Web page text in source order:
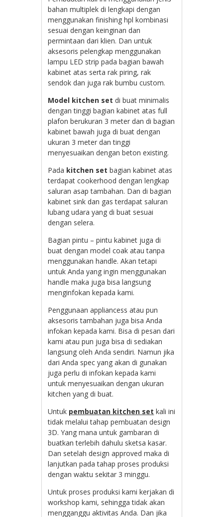
bahan multiplek di lengkapi dengan
menggunakan finishing hpl kombinasi
sesuai dengan keinginan dan
permintaan dari klien. Dan untuk
aksesoris pelengkap menggunakan
lampu LED strip pada bagian bawah
kabinet atas serta rak piring, rak
sendok dan juga rak bumbu custom.
Model kitchen set di buat minimalis
dengan tinggi bagian kabinet atas full
plafon berukuran 3 meter dan di bagian
kabinet bawah juga di buat dengan
ukuran 3 meter dan tinggi
menyesuaikan dengan beton existing.
Pada kitchen set bagian kabinet atas
terdapat cookerhood dengan lengkap
saluran asap tambahan. Dan di bagian
kabinet sink dan gas terdapat saluran
lubang udara yang di buat sesuai
dengan selera.
Bagian pintu – pintu kabinet juga di
buat dengan model coak atau tanpa
menggunakan handle. Akan tetapi
untuk Anda yang ingin menggunakan
handle maka juga bisa langsung
menginfokan kepada kami.
Penggunaan appliancess atau pun
aksesoris tambahan juga bisa Anda
infokan kepada kami. Bisa di pesan dari
kami atau pun juga bisa di sediakan
langsung oleh Anda sendiri. Namun jika
dari Anda spec yang akan di gunakan
juga perlu di infokan kepada kami
untuk menyesuaikan dengan ukuran
kitchen yang di buat.
Untuk pembuatan kitchen set kali ini
tidak melalui tahap pembuatan design
3D. Yang mana untuk gambaran di
buatkan terlebih dahulu sketsa kasar.
Dan setelah design approved maka di
lanjutkan pada tahap proses produksi
dengan waktu sekitar 3 minggu.
Untuk proses produksi kami kerjakan di
workshop kami, sehingga tidak akan
mengganggu aktivitas Anda. Dan jika